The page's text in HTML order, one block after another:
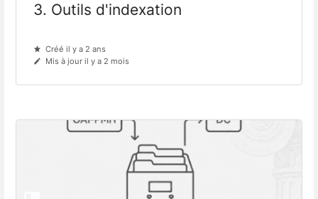
3. Outils d'indexation
Créé il y a 2 ans
Mis à jour il y a 2 mois